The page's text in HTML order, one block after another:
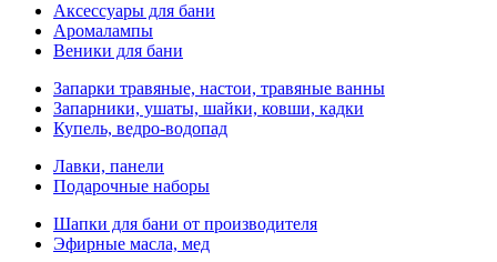
Аксессуары для бани
Аромалампы
Веники для бани
Запарки травяные, настои, травяные ванны
Запарники, ушаты, шайки, ковши, кадки
Купель, ведро-водопад
Лавки, панели
Подарочные наборы
Шапки для бани от производителя
Эфирные масла, мед